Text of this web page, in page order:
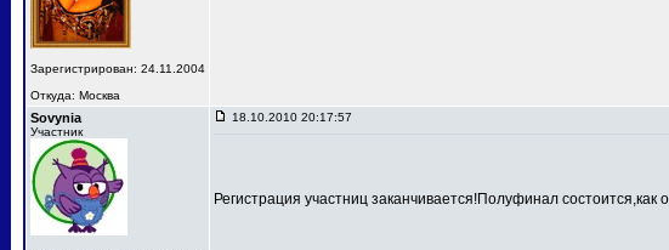
Зарегистрирован: 24.11.2004
Откуда: Москва
Sovynia
Участник
18.10.2010 20:17:57
Регистрация участниц заканчивается!Полуфинал